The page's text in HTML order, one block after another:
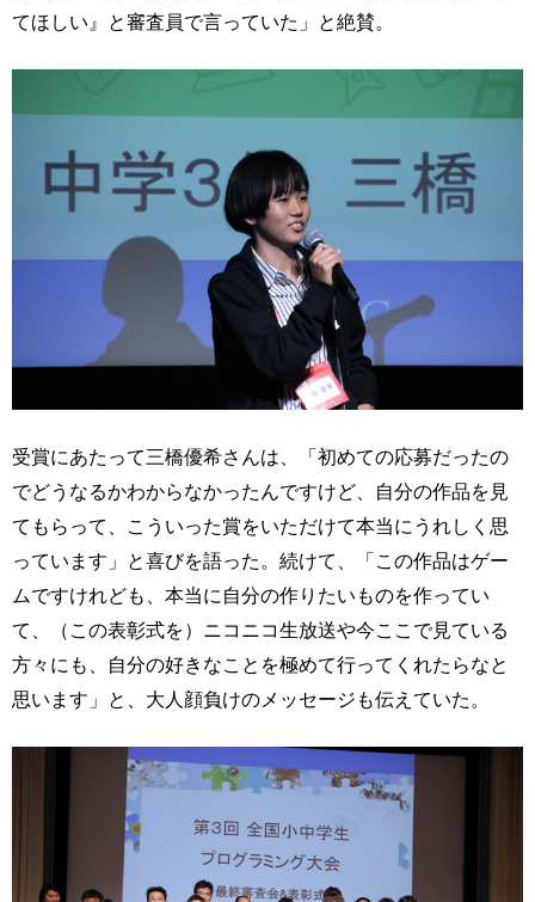
てほしい』と審査員で言っていた」と絶賛。
受賞にあたって三橋優希さんは、「初めての応募だったの
でどうなるかわからなかったんですけど、自分の作品を見
てもらって、こういった賞をいただけて本当にうれしく思
っています」と喜びを語った。続けて、「この作品はゲー
ムですけれども、本当に自分の作りたいものを作ってい
て、（この表彰式を）ニコニコ生放送や今ここで見ている
方々にも、自分の好きなことを極めて行ってくれたらなと
思います」と、大人顔負けのメッセージも伝えていた。